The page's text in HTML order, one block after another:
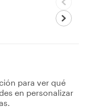
para ver qué
en personalizar